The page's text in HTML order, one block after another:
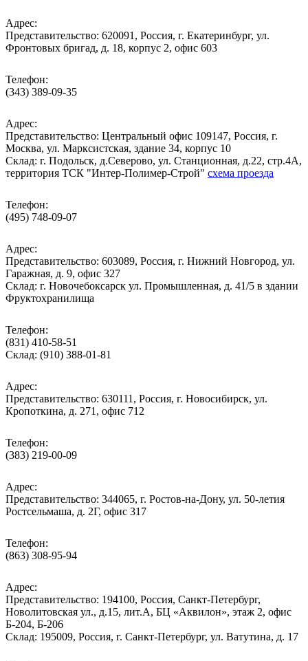
Адрес:
Представительство: 620091, Россия, г. Екатеринбург, ул.
Фронтовых бригад, д. 18, корпус 2, офис 603
Телефон:
(343) 389-09-35
Адрес:
Представительство: Центральный офис 109147, Россия, г.
Москва, ул. Марксистская, здание 34, корпус 10
Cклад: г. Подольск, д.Северово, ул. Станционная, д.22, стр.4А,
территория ТСК "Интер-Полимер-Строй" схема проезда
Телефон:
(495) 748-09-07
Адрес:
Представительство: 603089, Россия, г. Нижний Новгород, ул.
Гаражная, д. 9, офис 327
Склад: г. Новочебоксарск ул. Промышленная, д. 41/5 в здании
Фруктохранилища
Телефон:
(831) 410-58-51
Склад: (910) 388-01-81
Адрес:
Представительство: 630111, Россия, г. Новосибирск, ул.
Кропоткина, д. 271, офис 712
Телефон:
(383) 219-00-09
Адрес:
Представительство: 344065, г. Ростов-на-Дону, ул. 50-летия
Ростсельмаша, д. 2Г, офис 317
Телефон:
(863) 308-95-94
Адрес:
Представительство: 194100, Россия, Санкт-Петербург,
Новолитовская ул., д.15, лит.А, БЦ «Аквилон», этаж 2, офис
Б-204, Б-206
Склад: 195009, Россия, г. Санкт-Петербург, ул. Ватутина, д. 17